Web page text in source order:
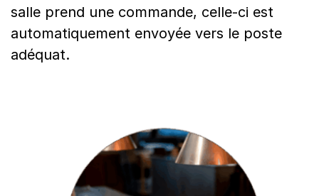
salle prend une commande, celle-ci est
automatiquement envoyée vers le poste
adéquat.